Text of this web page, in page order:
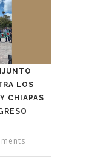
LOS
CHIAPAS